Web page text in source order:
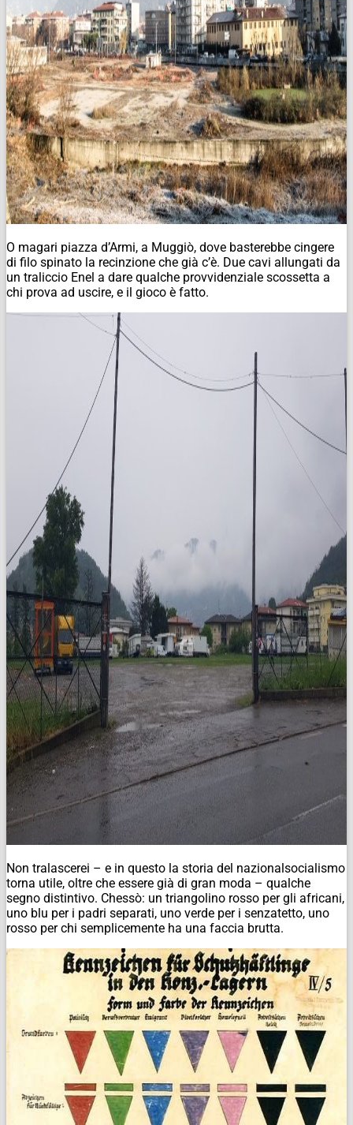
O magari piazza d’Armi, a Muggiò, dove basterebbe cingere
di filo spinato la recinzione che già c’è. Due cavi allungati da
un traliccio Enel a dare qualche provvidenziale scossetta a
chi prova ad uscire, e il gioco è fatto.
Non tralascerei – e in questo la storia del nazionalsocialismo
torna utile, oltre che essere già di gran moda – qualche
segno distintivo. Chessò: un triangolino rosso per gli africani,
uno blu per i padri separati, uno verde per i senzatetto, uno
rosso per chi semplicemente ha una faccia brutta.